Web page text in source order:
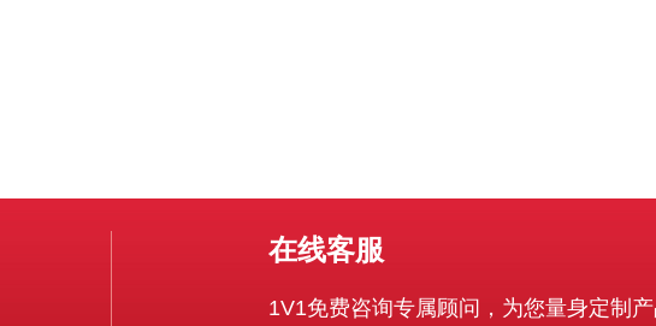
在线客服
1V1免费咨询专属顾问，为您量身定制